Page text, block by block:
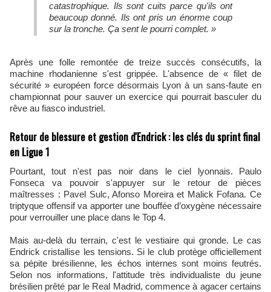
catastrophique. Ils sont cuits parce qu'ils ont
beaucoup donné. Ils ont pris un énorme coup
sur la tronche. Ça sent le pourri complet. »
Après une folle remontée de treize succès consécutifs, la
machine rhodanienne s'est grippée. L'absence de « filet de
sécurité » européen force désormais Lyon à un sans-faute en
championnat pour sauver un exercice qui pourrait basculer du
rêve au fiasco industriel.
Retour de blessure et gestion d'Endrick : les clés du sprint final
en Ligue 1
Pourtant, tout n'est pas noir dans le ciel lyonnais. Paulo
Fonseca va pouvoir s'appuyer sur le retour de pièces
maîtresses : Pavel Sulc, Afonso Moreira et Malick Fofana. Ce
triptyque offensif va apporter une bouffée d’oxygène nécessaire
pour verrouiller une place dans le Top 4.
Mais au-delà du terrain, c'est le vestiaire qui gronde. Le cas
Endrick cristallise les tensions. Si le club protège officiellement
sa pépite brésilienne, les échos internes sont moins feutrés.
Selon nos informations, l'attitude très individualiste du jeune
brésilien prêté par le Real Madrid, commence à agacer certains